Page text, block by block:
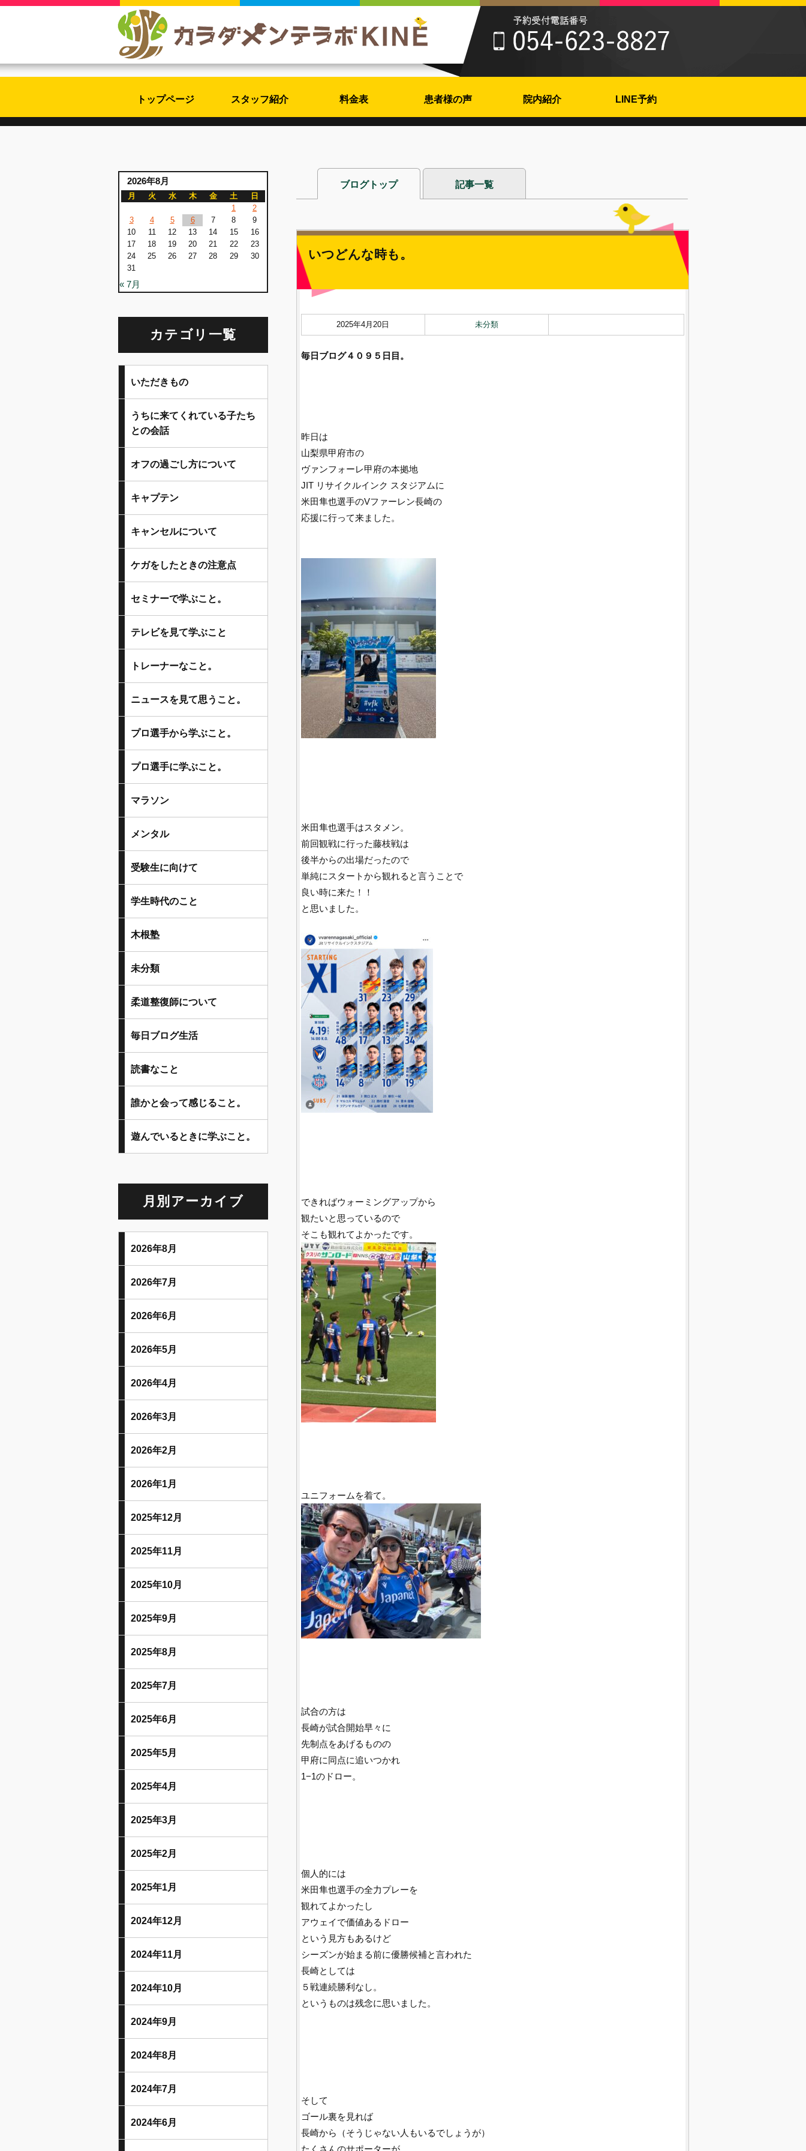
トップページ スタッフ紹介 料金表 患者様の声 院内紹介 LINE予約
ブログトップ 記事一覧
いつどんな時も。
2025年4月20日 未分類
毎日ブログ４０９５ 日目。
昨日は
山梨県甲府市の
ヴァンフォーレ甲府の本拠地
JIT リサイクルインク スタジアムに
米田隼也選手のVファーレン長崎の
応援に行って来ました。
米田隼也選手はスタメン。
前回観戦に行った藤枝戦は
後半からの出場だったので
単純にスタートから観れると言うことで
良い時に来た！！
と思いました。
できればウォーミングアップから
観たいと思っているので
そこも観れてよかったです。
ユニフォームを着て。
試合の方は
長崎が試合開始早々に
先制点をあげるものの
甲府に同点に追いつかれ
1−1のドロー。
個人的には
米田隼也選手の全力プレーを
観れてよかったし
アウェイで価値あるドロー
という見方もあるけど
シーズンが始まる前に優勝候補と言われた
長崎としては
５戦連続勝利なし。
というものは残念に思いました。
そして
ゴール裏を見れば
長崎から（そうじゃない人もいるでしょうが）
たくさんのサポーターが。
2026年8月
月 火 水 木 金 土
日
1
2
3
4 5 6 7 8
9
10
11 12 13 14 15
16
17
18 19 20 21 22
23
24
25 26 27 28 29
30
31
« 7月
カテゴリ一覧
いただきもの
うちに来てくれている子たち
との会話
オフの過ごし方について
キャプテン
キャンセルについて
ケガをしたときの注意点
セミナーで学ぶこと。
テレビを見て学ぶこと
トレーナーなこと。
ニュースを見て思うこと。
プロ選手から学ぶこと。
プロ選手に学ぶこと。
マラソン
メンタル
受験生に向けて
学生時代のこと
木根塾
未分類
柔道整復師について
毎日ブログ生活
読書なこと
誰かと会って感じること。
遊んでいるときに学ぶこと。
月別アーカイブ
2026年8月
2026年7月
2026年6月
2026年5月
2026年4月
2026年3月
2026年2月
2026年1月
2025年12月
2025年11月
2025年10月
2025年9月
2025年8月
2025年7月
2025年6月
2025年5月
2025年4月
2025年3月
2025年2月
2025年1月
2024年12月
2024年11月
2024年10月
2024年9月
2024年8月
2024年7月
2024年6月